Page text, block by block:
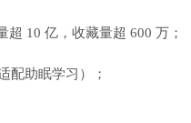
超 10 亿，收藏量超 600 万；
配助眠学习）；